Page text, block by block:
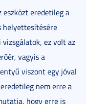
eszközt eredetileg a
helyettesítésére
ez volt az
vagyis a
viszont egy jóval
nem erre a
hogy erre is